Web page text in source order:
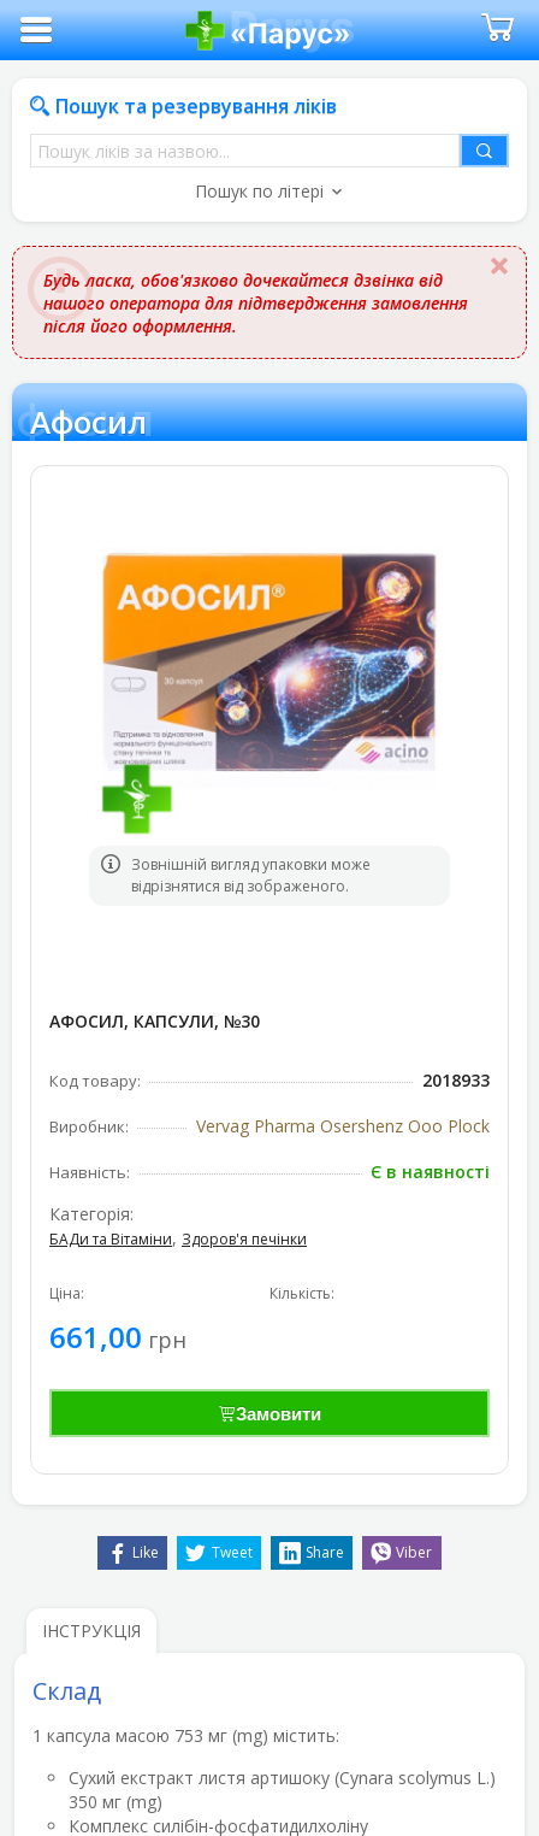
Пошук та резервування ліків
Пошук
ліків
назвою
Пошук по літері
Будь ласка, обов'язково дочекайтеся дзвінка від
нашого оператора для підтвердження замовлення
після його оформлення.
Афосил
Зовнішній вигляд упаковки може
відрізнятися від зображеного.
АФОСИЛ, КАПСУЛИ, №30
Код товару: 2018933
Виробник: Vervag Pharma Osershenz Ooo Plock
Наявність:
Є в наявності
Категорія:
БАДи та Вітаміни, Здоров'я печінки
Ціна:
661,00 грн
Кількість:
Замовити
Like Tweet Share Viber
ІНСТРУКЦІЯ
Склад
1 капсула масою 753 мг (mg) містить:
Сухий екстракт листя артишоку (Cynara scolymus L.)
350 мг (mg)
Комплекс силібін-фосфатидилхоліну